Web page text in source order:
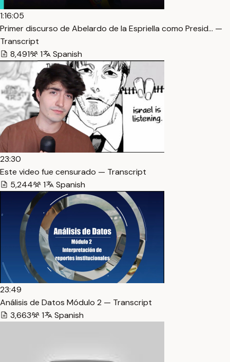
1:16:05
Primer discurso de Abelardo de la Espriella como Presid… —
Transcript
8,491
1 Spanish
23:30
Este video fue censurado — Transcript
5,244
1 Spanish
23:49
Análisis de Datos Módulo 2 — Transcript
3,663
1 Spanish